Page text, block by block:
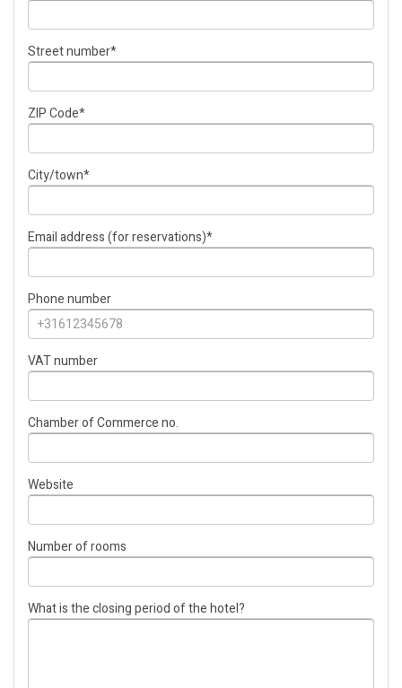
Street number*
ZIP Code*
City/town*
Email address (for reservations)*
Phone number
VAT number
Chamber of Commerce no.
Website
Number of rooms
What is the closing period of the hotel?